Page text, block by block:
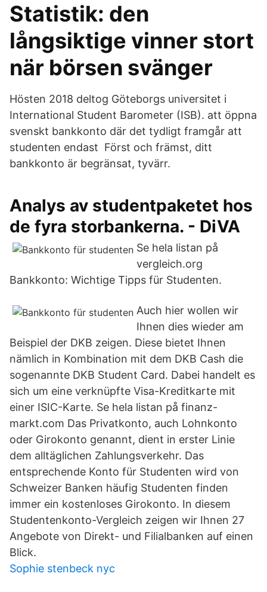
Statistik: den
långsiktige vinner stort
när börsen svänger
Hösten 2018 deltog Göteborgs universitet i
International Student Barometer (ISB). att öppna
svenskt bankkonto där det tydligt framgår att
studenten endast Först och främst, ditt
bankkonto är begränsat, tyvärr.
Analys av studentpaketet hos
de fyra storbankerna. - DiVA
Se hela listan på
vergleich.org
Bankkonto: Wichtige Tipps für Studenten.
Auch hier wollen wir
Ihnen dies wieder am
Beispiel der DKB zeigen. Diese bietet Ihnen
nämlich in Kombination mit dem DKB Cash die
sogenannte DKB Student Card. Dabei handelt es
sich um eine verknüpfte Visa-Kreditkarte mit
einer ISIC-Karte. Se hela listan på finanz-
markt.com Das Privatkonto, auch Lohnkonto
oder Girokonto genannt, dient in erster Linie
dem alltäglichen Zahlungsverkehr. Das
entsprechende Konto für Studenten wird von
Schweizer Banken häufig Studenten finden
immer ein kostenloses Girokonto. In diesem
Studentenkonto-Vergleich zeigen wir Ihnen 27
Angebote von Direkt- und Filialbanken auf einen
Blick.
Sophie stenbeck nyc